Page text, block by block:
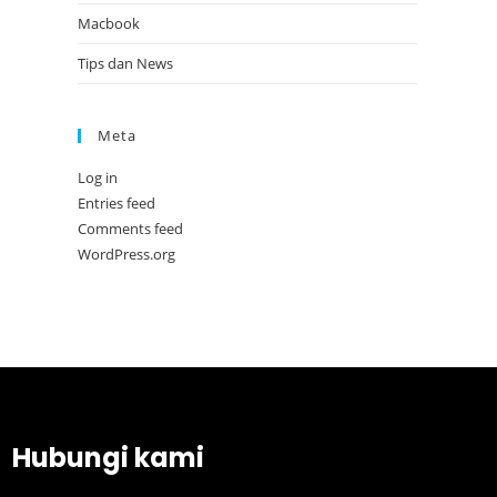
Macbook
Tips dan News
Meta
Log in
Entries feed
Comments feed
WordPress.org
Hubungi kami